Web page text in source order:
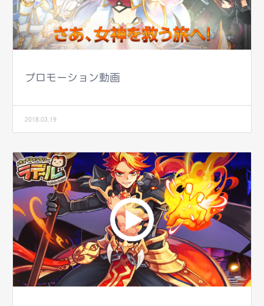
プロモーション動画
2018.03.19